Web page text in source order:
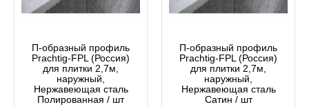
П-образный профиль
Prachtig-FPL (Россия)
для плитки 2,7м,
наружный,
Нержавеющая сталь
Полированная / шт
П-образный профиль
Prachtig-FPL (Россия)
для плитки 2,7м,
наружный,
Нержавеющая сталь
Сатин / шт